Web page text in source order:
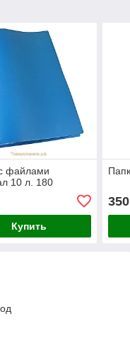
файлами
10 л. 180
Купить
350